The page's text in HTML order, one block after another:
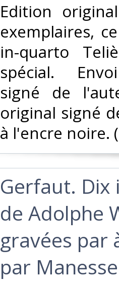
‎Edition
exemplaires,
in-quarto
spécial.
signé de
original signé
à l'encre noire.
‎Gerfaut.
de Adolphe
gravées par
par